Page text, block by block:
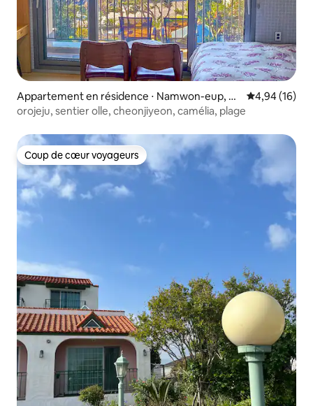
Appartement en résidence ⋅ Namwon-eup, Se
ogwipo-si
Évaluation
4,94 (16)
orojeju, sentier olle, cheonjiyeon, camélia, plage
Coup de cœur voyageurs
Coup de cœur voyageurs